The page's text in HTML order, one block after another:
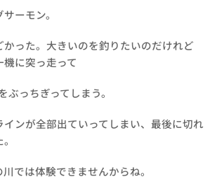
ーモン。
った。大きいのを釣りたいのだけれど
に突っ走って
ぶっちぎってしまう。
ンが全部出ていってしまい、最後に切れ
では体験できませんからね。